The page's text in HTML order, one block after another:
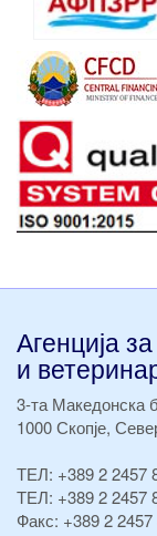
Агенција
и
3-та Македонска
1000 Скопје,
ТЕЛ: +389 2 2457
ТЕЛ: +389 2 2457
Факс: +389 2